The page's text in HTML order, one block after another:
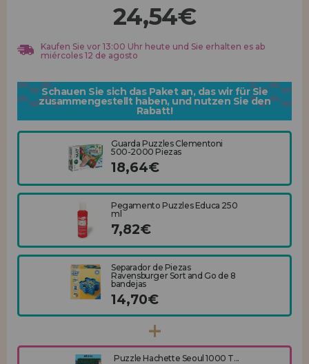
24,54€
Kaufen Sie vor 13:00 Uhr heute und Sie erhalten es ab
miércoles 12 de agosto
Schauen Sie sich das Paket an, das wir für Sie
zusammengestellt haben, und nutzen Sie den
Rabatt!
Guarda Puzzles Clementoni
500-2000 Piezas
18,64€
Pegamento Puzzles Educa 250
ml
7,82€
Separador de Piezas
Ravensburger Sort and Go de 8
bandejas
14,70€
Puzzle Hachette Seoul 1000 T...